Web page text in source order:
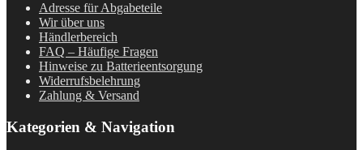
Adresse für Abgabeteile
Wir über uns
Händlerbereich
FAQ – Häufige Fragen
Hinweise zu Batterieentsorgung
Widerrufsbelehrung
Zahlung & Versand
Kategorien & Navigation